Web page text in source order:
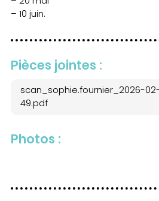
– 10 juin.
Pièces jointes :
scan_sophie.fournier_2026-
49.pdf
Photos :